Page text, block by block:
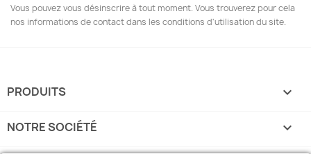
Vous pouvez vous désinscrire à tout moment. Vous trouverez pour cela
nos informations de contact dans les conditions d'utilisation du site.
PRODUITS 
NOTRE SOCIÉTÉ 